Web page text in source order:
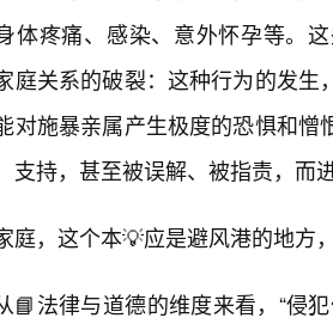
体疼痛、感染、意外怀孕等。
庭关系的破裂：这种行为的发
对施暴亲属产生极度的恐惧和
支持，甚至被误解、被指责，而
庭，这个本💡应是避风港的地方
📘法律与道德的维度来看，“侵